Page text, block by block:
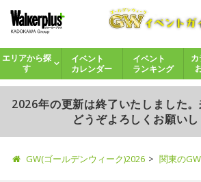
エリアから探
す
イベント
カレンダー
イベント
ランキング
カ
2026年の更新は終了いたしました
どうぞよろしくお願いし
GW(ゴールデンウィーク)2026 関東の